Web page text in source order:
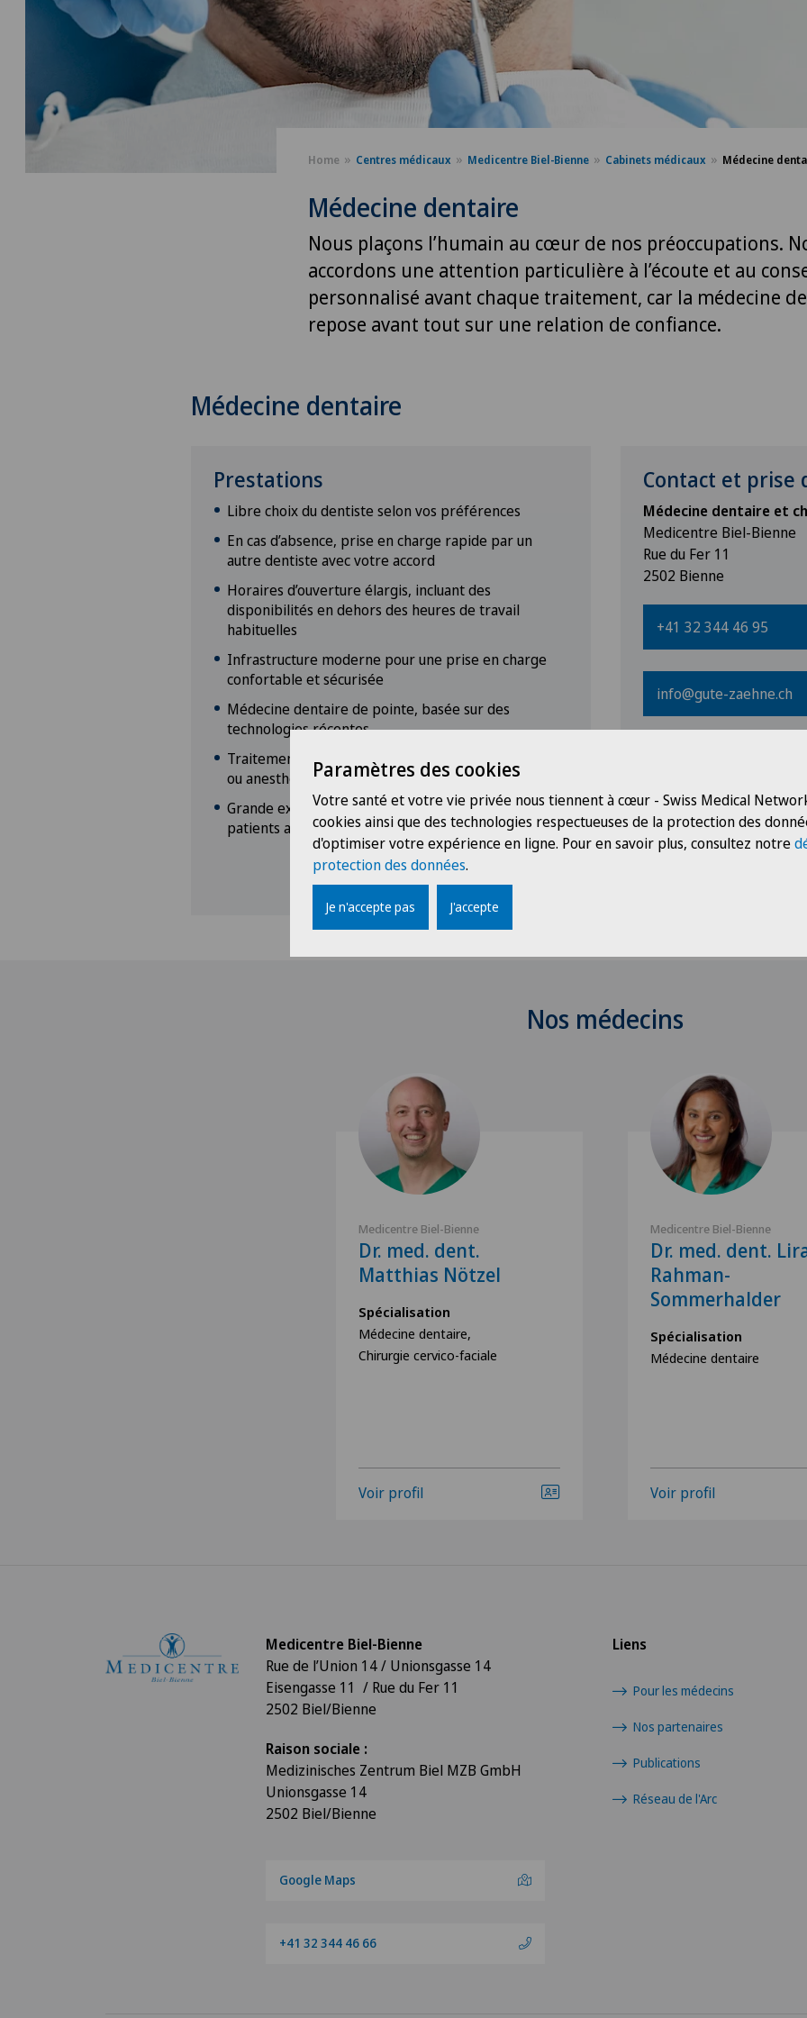
Home Centres médicaux Medicentre Biel-Bienne Cabinets médicaux Médecine
Médecine dentaire
Nous plaçons l’humain au cœur de nos préoccupations.
accordons une attention particulière à l’écoute et au
personnalisé avant chaque traitement, car la médecine
repose avant tout sur une relation de confiance.
Médecine dentaire
Prestations
Libre choix du dentiste selon vos préférences
En cas d’absence, prise en charge rapide par un
autre dentiste avec votre accord
Horaires d’ouverture élargis, incluant des
disponibilités en dehors des heures de travail
habituelles
Infrastructure moderne pour une prise en charge
confortable et sécurisée
Médecine dentaire de pointe, basée sur des
technologies récentes
Traitements réalisés sous anesthésie locale, sédation
ou anesthésie générale
Grande expérience dans la prise en charge des
patients anxieux et des enfants
Contact et prise
Médecine dentaire et
Medicentre Biel-Bienne
Rue du Fer 11
2502 Bienne
+41 32 344 46 95
info@gute-zaehne.ch
Urgences dentaires
Nos médecins
Medicentre Biel-Bienne
Dr. med. dent.
Matthias Nötzel
Spécialisation
Médecine dentaire,
Chirurgie cervico-faciale
Voir profil
Medicentre Biel-Bienne
Dr. med. dent.
Rahman-
Sommerhalder
Spécialisation
Médecine dentaire
Voir profil
Liens
Pour les médecins
Nos partenaires
Publications
Réseau de l'Arc
Medicentre Biel-Bienne
Rue de l’Union 14 / Unionsgasse 14
Eisengasse 11 / Rue du Fer 11
2502 Biel/Bienne
Raison sociale :
Medizinisches Zentrum Biel MZB GmbH
Unionsgasse 14
2502 Biel/Bienne
Google Maps
+41 32 344 46 66
Paramètres des cookies
Votre santé et votre vie privée nous tiennent à cœur - Swiss Medical
cookies ainsi que des technologies respectueuses de la protection des
d'optimiser votre expérience en ligne. Pour en savoir plus, consultez notre
protection des données.
Je n'accepte pas J'accepte